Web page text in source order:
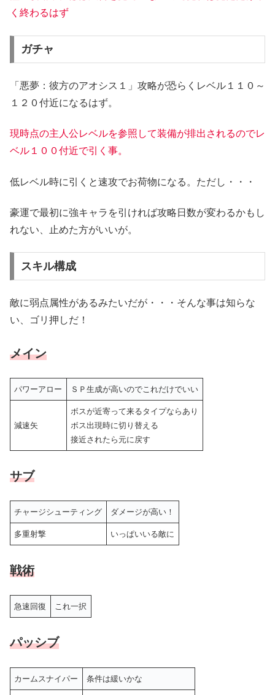
く終わるはず
ガチャ
「悪夢：彼方のアオシス１」攻略が恐らくレベル１１０～
１２０付近になるはず。
現時点の主人公レベルを参照して装備が排出されるのでレ
ベル１００付近で引く事。
低レベル時に引くと速攻でお荷物になる。ただし・・・
豪運で最初に強キャラを引ければ攻略日数が変わるかもし
れない、止めた方がいいが。
スキル構成
敵に弱点属性があるみたいだが・・・そんな事は知らな
い、ゴリ押しだ！
メイン
パワーアロー ＳＰ生成が高いのでこれだけでいい
減速矢
ボスが近寄って来るタイプならあり
ボス出現時に切り替える
接近されたら元に戻す
サブ
チャージシューティング ダメージが高い！
多重射撃 いっぱいいる敵に
戦術
急速回復 これ一択
パッシブ
カームスナイパー 条件は緩いかな